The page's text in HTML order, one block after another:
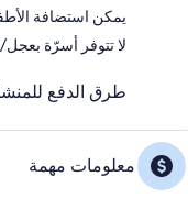
يمكن استضافة
لا تتوفر أسرّة
طرق الدفع
معلومات مهمة